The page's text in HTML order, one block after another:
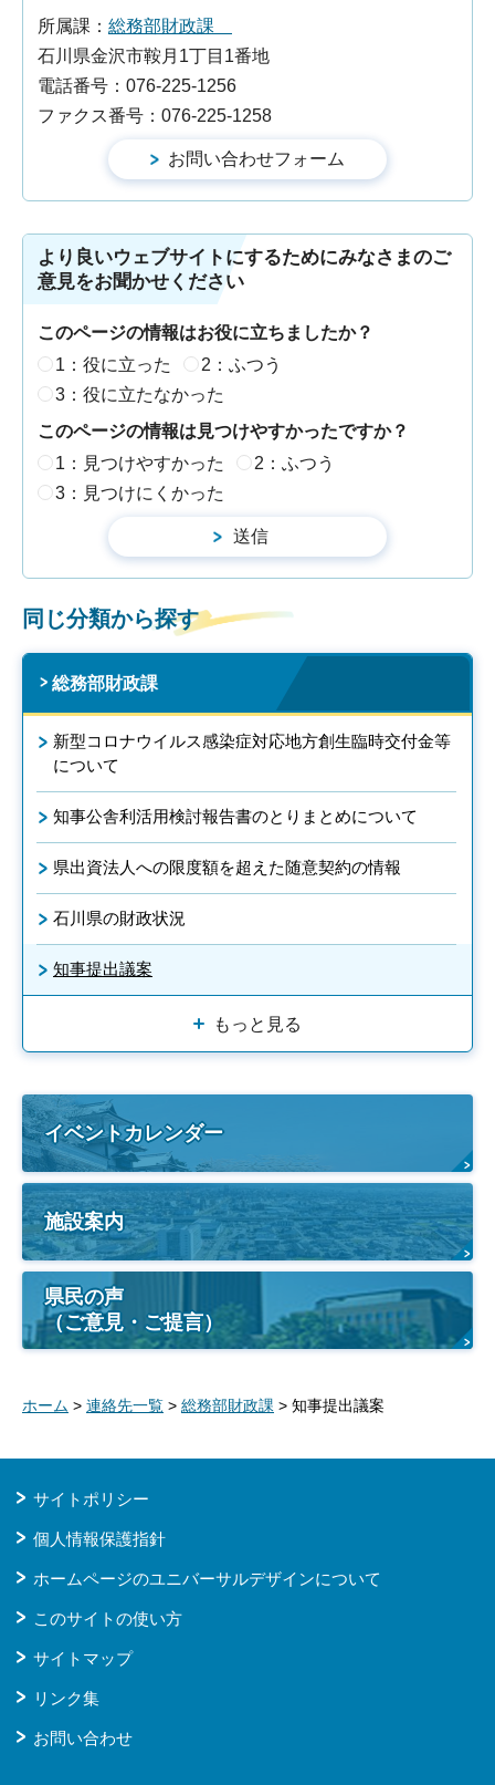
所属課： 総務部財政課
石川県金沢市鞍月1丁目1番地
電話番号：076-225-1256
ファクス番号：076-225-1258
より良いウェブサイトにするためにみなさまのご
意見をお聞かせください
このページの情報はお役に立ちましたか？
1：役に立った
2：ふつう
3：役に立たなかった
このページの情報は見つけやすかったですか？
1：見つけやすかった
2：ふつう
3：見つけにくかった
同じ分類から探す
総務部財政課
新型コロナウイルス感染症対応地方創生臨時交付金等
について
知事公舎利活用検討報告書のとりまとめについて
県出資法人への限度額を超えた随意契約の情報
石川県の財政状況
知事提出議案
もっと見る
イベントカレンダー
施設案内
県民の声
（ご意見・ご提言）
ホーム > 連絡先一覧 > 総務部財政課 > 知事提出議案
サイトポリシー
個人情報保護指針
ホームページのユニバーサルデザインについて
このサイトの使い方
サイトマップ
リンク集
お問い合わせ